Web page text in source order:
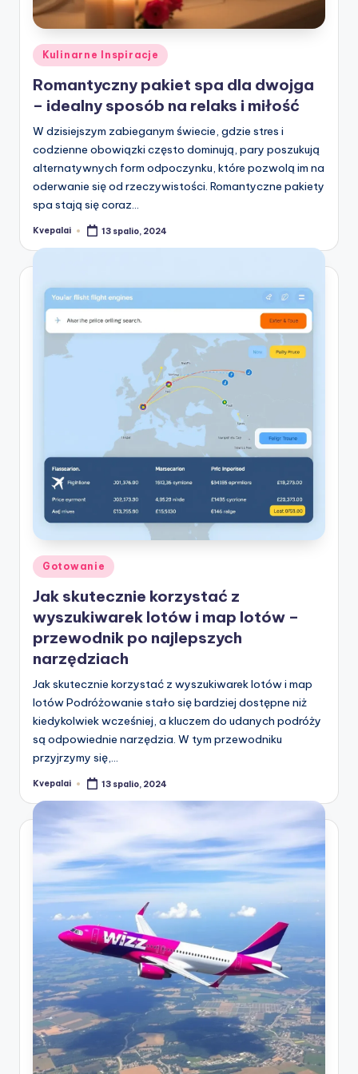
Posted
in
Kulinarne Inspiracje
Romantyczny pakiet spa dla dwojga
– idealny sposób na relaks i miłość
W dzisiejszym zabieganym świecie, gdzie stres i
codzienne obowiązki często dominują, pary poszukują
alternatywnych form odpoczynku, które pozwolą im na
oderwanie się od rzeczywistości. Romantyczne pakiety
spa stają się coraz…
Posted
Kvepalai 13 spalio, 2024
Posted
in
Gotowanie
Jak skutecznie korzystać z
wyszukiwarek lotów i map lotów –
przewodnik po najlepszych
narzędziach
Jak skutecznie korzystać z wyszukiwarek lotów i map
lotów Podróżowanie stało się bardziej dostępne niż
kiedykolwiek wcześniej, a kluczem do udanych podróży
są odpowiednie narzędzia. W tym przewodniku
przyjrzymy się,…
Posted
Kvepalai 13 spalio, 2024